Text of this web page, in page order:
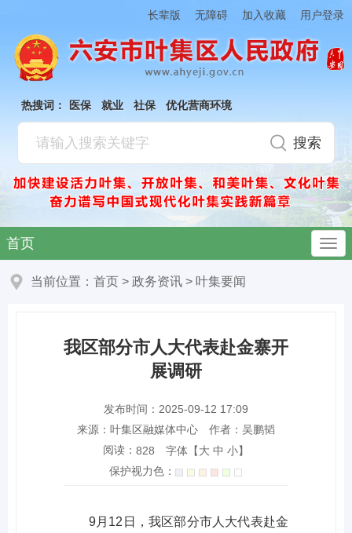
长辈版 无障碍 加入收藏 用户登录
热搜词： 医保 就业 社保 优化营商环境
首页
当前位置： 首页 > 政务资讯 > 叶集要闻
我区部分市人大代表赴金寨开
展调研
发布时间：2025-09-12 17:09
来源：叶集区融媒体中心
作者：吴鹏韬
阅读： 828 字体【大 中 小】
保护视力色：
9月12日，我区部分市人大代表赴金